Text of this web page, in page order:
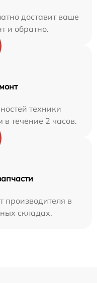
доставит ваше
и обратно.
техники
течение 2 часов.
производителя в
складах.